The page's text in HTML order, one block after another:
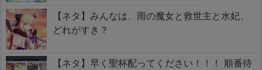
【ネタ】みんなは、雨の魔女と救世主と水妃、
どれがすき？
【ネタ】早く聖杯配ってください！！！ 順番待